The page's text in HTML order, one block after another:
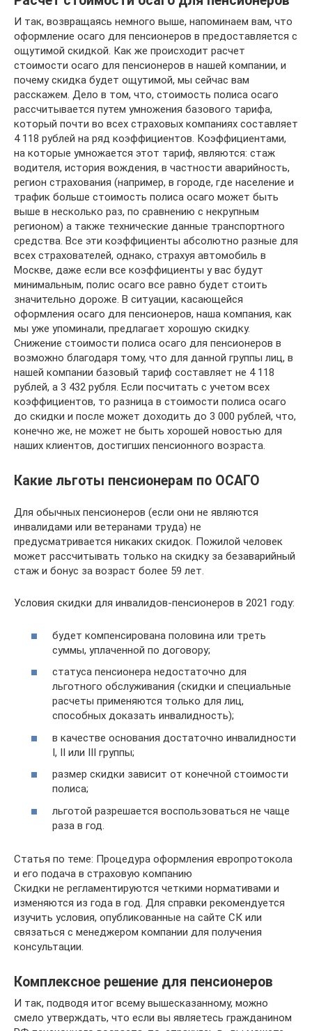
И так, возвращаясь немного выше, напоминаем вам, что
оформление осаго для пенсионеров в предоставляется с
ощутимой скидкой. Как же происходит расчет
стоимости осаго для пенсионеров в нашей компании, и
почему скидка будет ощутимой, мы сейчас вам
расскажем. Дело в том, что, стоимость полиса осаго
рассчитывается путем умножения базового тарифа,
который почти во всех страховых компаниях составляет
4 118 рублей на ряд коэффициентов. Коэффициентами,
на которые умножается этот тариф, являются: стаж
водителя, история вождения, в частности аварийность,
регион страхования (например, в городе, где население и
трафик больше стоимость полиса осаго может быть
выше в несколько раз, по сравнению с некрупным
регионом) а также технические данные транспортного
средства. Все эти коэффициенты абсолютно разные для
всех страхователей, однако, страхуя автомобиль в
Москве, даже если все коэффициенты у вас будут
минимальным, полис осаго все равно будет стоить
значительно дороже. В ситуации, касающейся
оформления осаго для пенсионеров, наша компания, как
мы уже упоминали, предлагает хорошую скидку.
Снижение стоимости полиса осаго для пенсионеров в
возможно благодаря тому, что для данной группы лиц, в
нашей компании базовый тариф составляет не 4 118
рублей, а 3 432 рубля. Если посчитать с учетом всех
коэффициентов, то разница в стоимости полиса осаго
до скидки и после может доходить до 3 000 рублей, что,
конечно же, не может не быть хорошей новостью для
наших клиентов, достигших пенсионного возраста.
Какие льготы пенсионерам по ОСАГО
Для обычных пенсионеров (если они не являются
инвалидами или ветеранами труда) не
предусматривается никаких скидок. Пожилой человек
может рассчитывать только на скидку за безаварийный
стаж и бонус за возраст более 59 лет.
Условия скидки для инвалидов-пенсионеров в 2021 году:
будет компенсирована половина или треть
суммы, уплаченной по договору;
статуса пенсионера недостаточно для
льготного обслуживания (скидки и специальные
расчеты применяются только для лиц,
способных доказать инвалидность);
в качестве основания достаточно инвалидности
I, II или III группы;
размер скидки зависит от конечной стоимости
полиса;
льготой разрешается воспользоваться не чаще
раза в год.
Статья по теме: Процедура оформления европротокола
и его подача в страховую компанию
Скидки не регламентируются четкими нормативами и
изменяются из года в год. Для справки рекомендуется
изучить условия, опубликованные на сайте СК или
связаться с менеджером компании для получения
консультации.
Комплексное решение для пенсионеров
И так, подводя итог всему вышесказанному, можно
смело утверждать, что если вы являетесь гражданином